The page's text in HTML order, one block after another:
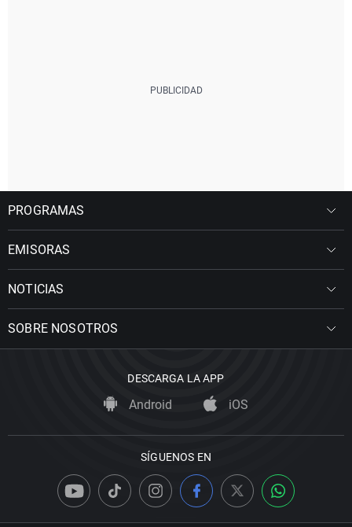
PROGRAMAS
EMISORAS
NOTICIAS
SOBRE NOSOTROS
DESCARGA LA APP
Android iOS
SÍGUENOS EN